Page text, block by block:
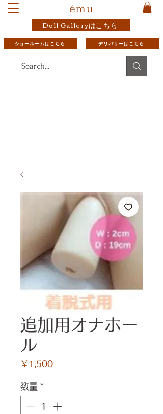
ému
Doll Galleryはこちら
ショールームはこちら デリバリーはこちら
追加用オナホー
ル
￥1,500価
数量 *